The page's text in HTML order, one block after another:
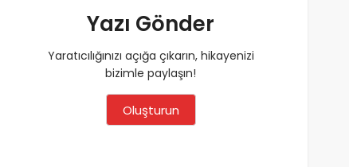
Yazı Gönder
Yaratıcılığınızı açığa çıkarın, hikayenizi
bizimle paylaşın!
Oluşturun